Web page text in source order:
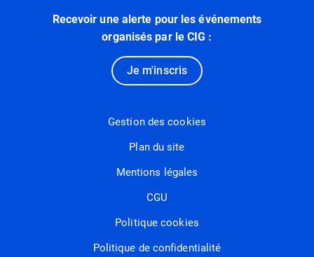
Recevoir une alerte pour les événements
organisés par le CIG :
Je m'inscris
Gestion des cookies
Plan du site
Mentions légales
CGU
Politique cookies
Politique de confidentialité